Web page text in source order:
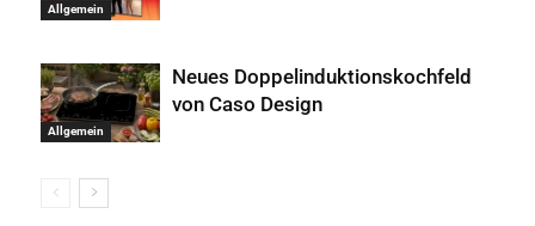
Allgemein
Allgemein
Neues Doppelinduktionskochfeld
von Caso Design